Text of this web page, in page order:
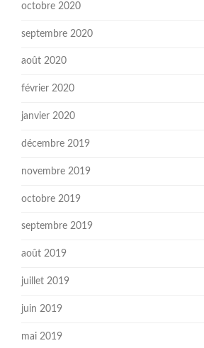
octobre 2020
septembre 2020
août 2020
février 2020
janvier 2020
décembre 2019
novembre 2019
octobre 2019
septembre 2019
août 2019
juillet 2019
juin 2019
mai 2019